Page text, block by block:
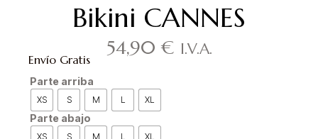
Bikini CANNES
54,90 € I.V.A.
Envío Gratis
Parte arriba
XS S M L XL
Parte abajo
XS S M L XL